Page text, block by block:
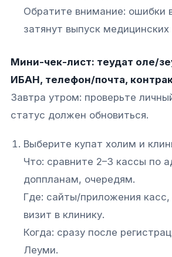
Обратите внимание: ошибки
затянут выпуск медицинских
Мини-чек-лист: теудат оле/
ИБАН, телефон/почта,
Завтра утром: проверьте
статус должен обновиться.
Выберите купат холим и
Что: сравните 2–3 кассы по
доппланам, очередям.
Где: сайты/приложения
визит в клинику.
Когда: сразу после
Леуми.